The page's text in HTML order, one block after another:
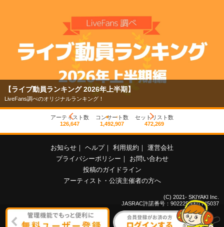
【ライブ動員ランキング 2026年上半期】
LiveFans調べのオリジナルランキング！
アーティスト数
126,647
コンサート数
1,492,907
セットリスト数
472,269
お知らせ ｜ ヘルプ｜ 利用規約 ｜ 運営会社
プライバシーポリシー ｜
お問い合わせ
投稿のガイドライン
アーティスト・公演主催者の方へ
(C) 2021- SKIYAKI Inc.
JASRAC許諾番号：9022255001Y45037